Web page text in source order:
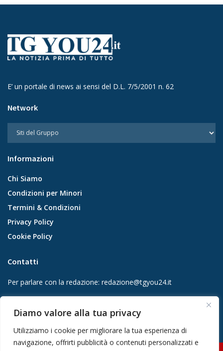
Diamo valore alla tua privacy
Utilizziamo i cookie per migliorare la tua esperienza di
navigazione, offrirti pubblicità o contenuti personalizzati e
E’ un portale di news ai sensi del D.L. 7/5/2001 n. 62
Network
Informazioni
Chi Siamo
Condizioni per Minori
Termini & Condizioni
Privacy Policy
Cookie Policy
Contatti
Per parlare con la redazione: redazione@tgyou24.it